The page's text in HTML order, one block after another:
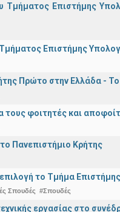
Τμήματος Επιστήμης
Επιστήμης
Πρώτο στην Ελλάδα -
τους φοιτητές και
Πανεπιστήμιο Κρήτης
επιλογή το Τμήμα
Σπουδές #Σπουδές
εργασίας στο